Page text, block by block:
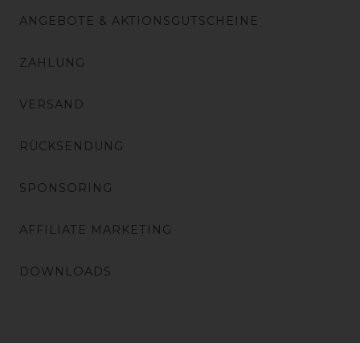
ANGEBOTE & AKTIONSGUTSCHEINE
ZAHLUNG
VERSAND
RÜCKSENDUNG
SPONSORING
AFFILIATE MARKETING
DOWNLOADS